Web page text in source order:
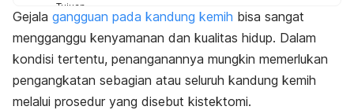
Tujuan
Persiapan
Prosedur
Perawatan
Risiko
Gejala gangguan pada kandung kemih bisa sangat
mengganggu kenyamanan dan kualitas hidup. Dalam
kondisi tertentu, penanganannya mungkin memerlukan
pengangkatan sebagian atau seluruh kandung kemih
melalui prosedur yang disebut kistektomi.